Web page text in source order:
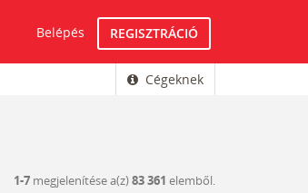
Belépés REGISZTRÁCIÓ
Cégeknek
1-7 megjelenítése a(z)83 361 elemből.